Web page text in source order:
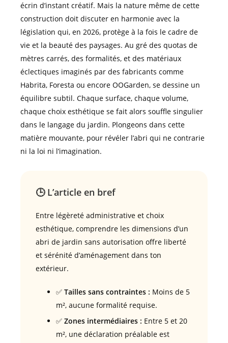
écrin d’instant créatif. Mais la nature même de cette
construction doit discuter en harmonie avec la
législation qui, en 2026, protège à la fois le cadre de
vie et la beauté des paysages. Au gré des quotas de
mètres carrés, des formalités, et des matériaux
éclectiques imaginés par des fabricants comme
Habrita, Foresta ou encore OOGarden, se dessine un
équilibre subtil. Chaque surface, chaque volume,
chaque choix esthétique se fait alors souffle singulier
dans le langage du jardin. Plongeons dans cette
matière mouvante, pour révéler l’abri qui ne contrarie
ni la loi ni l’imagination.
🕒 L’article en bref
Entre légèreté administrative et choix
esthétique, comprendre les dimensions d’un
abri de jardin sans autorisation offre liberté
et sérénité d’aménagement dans ton
extérieur.
✅ Tailles sans contraintes : Moins de 5
m², aucune formalité requise.
✅ Zones intermédiaires : Entre 5 et 20
m², une déclaration préalable est